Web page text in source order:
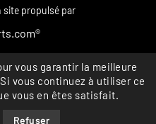
propulsé par
vous garantir la meilleure
vous continuez à utiliser ce
vous en êtes satisfait.
Refuser